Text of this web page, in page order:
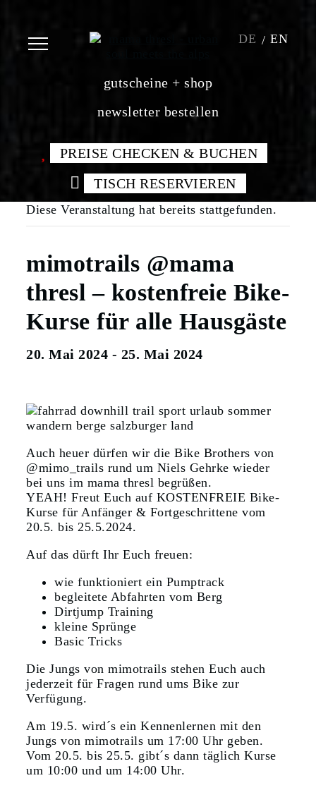
DE EN
gutscheine + shop
newsletter bestellen
PREISE CHECKEN & BUCHEN
TISCH RESERVIEREN
Diese Veranstaltung hat bereits stattgefunden.
mimotrails @mama
thresl – kostenfreie Bike-
Kurse für alle Hausgäste
20. Mai 2024 - 25. Mai 2024
Auch heuer dürfen wir die Bike Brothers von
@mimo_trails rund um Niels Gehrke wieder
bei uns im mama thresl begrüßen.
YEAH! Freut Euch auf KOSTENFREIE Bike-
Kurse für Anfänger & Fortgeschrittene vom
20.5. bis 25.5.2024.
Auf das dürft Ihr Euch freuen:
wie funktioniert ein Pumptrack
begleitete Abfahrten vom Berg
Dirtjump Training
kleine Sprünge
Basic Tricks
Die Jungs von mimotrails stehen Euch auch
jederzeit für Fragen rund ums Bike zur
Verfügung.
Am 19.5. wird´s ein Kennenlernen mit den
Jungs von mimotrails um 17:00 Uhr geben.
Vom 20.5. bis 25.5. gibt´s dann täglich Kurse
um 10:00 und um 14:00 Uhr.